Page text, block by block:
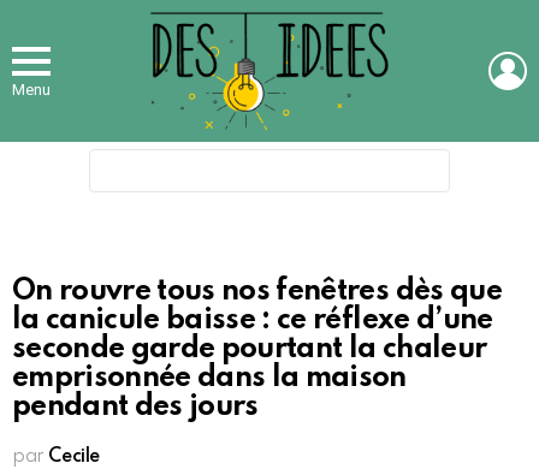
Menu
On rouvre tous nos fenêtres dès que
la canicule baisse : ce réflexe d’une
seconde garde pourtant la chaleur
emprisonnée dans la maison
pendant des jours
par Cecile